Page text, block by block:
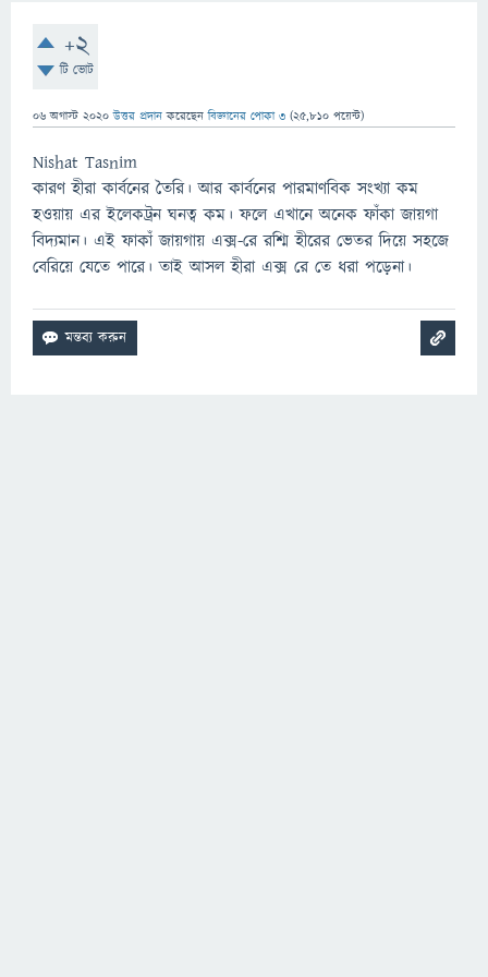
+2
টি ভোট
06 অগাস্ট 2020 উত্তর প্রদান করেছেনবিজ্ঞানের পোকা ৩ (25,810 পয়েন্ট)
Nishat Tasnim
কারণ হীরা কার্বনের তৈরি। আর কার্বনের পারমাণবিক সংখ্যা কম
হওয়ায় এর ইলেকট্রন ঘনত্ব কম। ফলে এখানে অনেক ফাঁকা জায়গা
বিদ্যমান। এই ফাকাঁ জায়গায় এক্স-রে রশ্মি হীরের ভেতর দিয়ে সহজে
বেরিয়ে যেতে পারে। তাই আসল হীরা এক্স রে তে ধরা পড়েনা।